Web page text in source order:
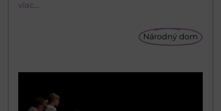
viac...
Národný dom